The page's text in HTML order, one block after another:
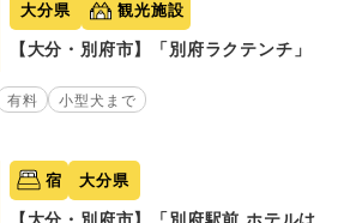
大分県 観光施設
【大分・別府市】「別府ラクテンチ」
有料 小型犬まで
宿 大分県
【大分・別府市】「別府駅前 ホテルは